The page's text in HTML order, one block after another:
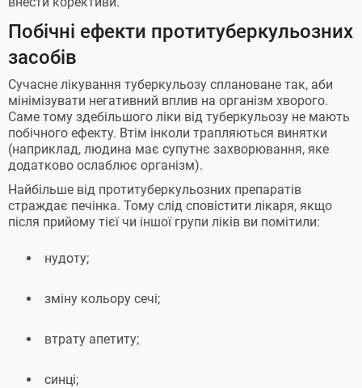
Побічні ефекти протитуберкульозних
засобів
Сучасне лікування туберкульозу сплановане так, аби
мінімізувати негативний вплив на організм хворого.
Саме тому здебільшого ліки від туберкульозу не мають
побічного ефекту. Втім інколи трапляються винятки
(наприклад, людина має супутнє захворювання, яке
додатково ослаблює організм).
Найбільше від протитуберкульозних препаратів
страждає печінка. Тому слід сповістити лікаря, якщо
після прийому тієї чи іншої групи ліків ви помітили:
нудоту;
зміну кольору сечі;
втрату апетиту;
синці;